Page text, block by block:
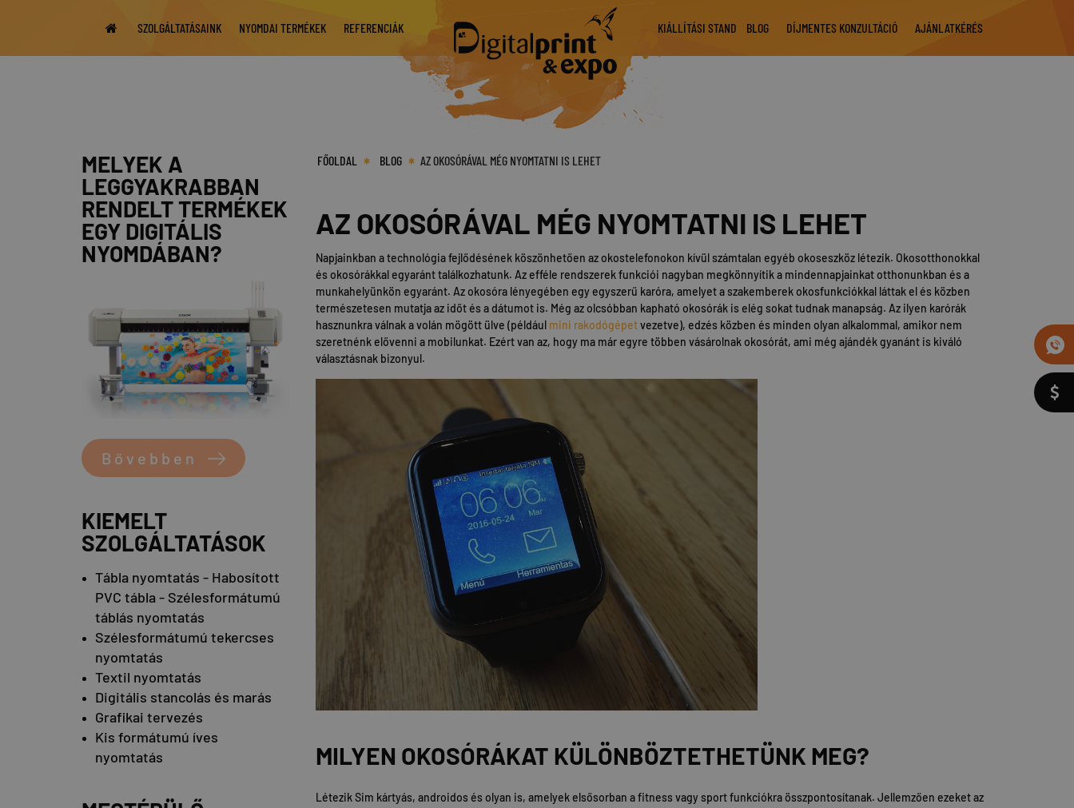
SZOLGÁLTATÁSAINK NYOMDAI TERMÉKEK REFERENCIÁK KIÁLLÍTÁSI STAND BLOG DÍJMENTES KONZULTÁCIÓ AJÁNLATKÉRÉS
FŐOLDAL BLOG AZ OKOSÓRÁVAL MÉG NYOMTATNI IS LEHET
MELYEK A
LEGGYAKRABBAN
RENDELT TERMÉKEK
EGY DIGITÁLIS
NYOMDÁBAN?
Bővebben
KIEMELT
SZOLGÁLTATÁSOK
Tábla nyomtatás - Habosított
PVC tábla - Szélesformátumú
táblás nyomtatás
Szélesformátumú tekercses
nyomtatás
Textil nyomtatás
Digitális stancolás és marás
Grafikai tervezés
Kis formátumú íves
nyomtatás
AZ OKOSÓRÁVAL MÉG NYOMTATNI IS LEHET
Napjainkban a technológia fejlődésének köszönhetően az okostelefonokon kívül számtalan egyéb okoseszköz létezik. Okosotthonokkal
és okosórákkal egyaránt találkozhatunk. Az efféle rendszerek funkciói nagyban megkönnyítik a mindennapjainkat otthonunkban és a
munkahelyünkön egyaránt. Az okosóra lényegében egy egyszerű karóra, amelyet a szakemberek okosfunkciókkal láttak el és közben
természetesen mutatja az időt és a dátumot is. Még az olcsóbban kapható okosórák is elég sokat tudnak manapság. Az ilyen karórák
hasznunkra válnak a volán mögött ülve (például mini rakodógépetvezetve), edzés közben és minden olyan alkalommal, amikor nem
szeretnénk elővenni a mobilunkat. Ezért van az, hogy ma már egyre többen vásárolnak okosórát, ami még ajándék gyanánt is kiváló
választásnak bizonyul.
MILYEN OKOSÓRÁKAT KÜLÖNBÖZTETHETÜNK MEG?
Létezik Sim kártyás, androidos és olyan is, amelyek elsősorban a fitness vagy sport funkciókra összpontosítanak. Jellemzően ezeket az